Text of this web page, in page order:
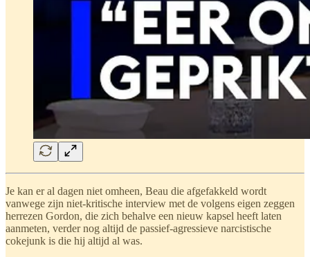
Je kan er al dagen niet omheen, Beau die afgefakkeld wordt
vanwege zijn niet-kritische interview met de volgens eigen zeggen
herrezen Gordon, die zich behalve een nieuw kapsel heeft laten
aanmeten, verder nog altijd de passief-agressieve narcistische
cokejunk is die hij altijd al was.